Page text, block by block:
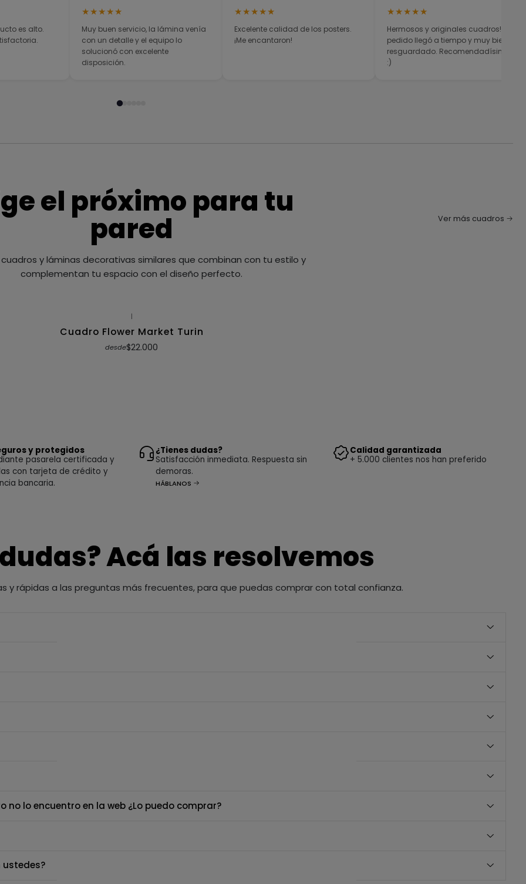
es alto.
★★★★★
Muy buen servicio, la lámina venía
con un detalle y el equipo lo
solucionó con excelente
disposición.
★★★★★
Excelente calidad de los posters.
¡Me encantaron!
★★★★★
Hermosos y originales cuadros! El
pedido llegó a tiempo y muy bien
resguardado. Recomendadísimos
:)
el próximo para tu
pared
y láminas decorativas similares que combinan con tu estilo y
complementan tu espacio con el diseño perfecto.
Ver más cuadros
|
Cuadro Flower Market Turin
desde$22.000
y protegidos
pasarela certificada y
con tarjeta de crédito y
bancaria.
¿Tienes dudas?
Satisfacción inmediata. Respuesta sin
demoras.
HÁBLANOS
Calidad garantizada
+ 5.000 clientes nos han preferido
Acá las resolvemos
y rápidas a las preguntas más frecuentes, para que puedas comprar con total confianza.
lo encuentro en la web ¿Lo puedo comprar?